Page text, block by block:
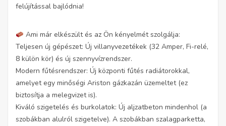
felújítással bajlódnia!
Ami már elkészült és az Ön kényelmét szolgálja:
Teljesen új gépészet: Új villanyvezetékek (32 Amper, Fi-relé,
8 külön kör) és új szennyvízrendszer.
Modern fűtésrendszer: Új központi fűtés radiátorokkal,
amelyet egy minőségi Ariston gázkazán üzemeltet (ez
biztosítja a melegvizet is).
Kiváló szigetelés és burkolatok: Új aljzatbeton mindenhol (a
szobákban alulról szigetelve). A szobákban szalagparketta,